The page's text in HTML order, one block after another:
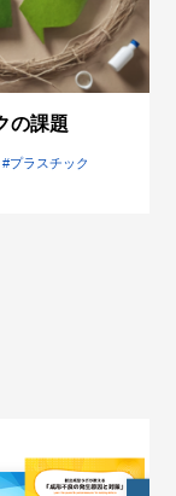
の課題
#プラスチック